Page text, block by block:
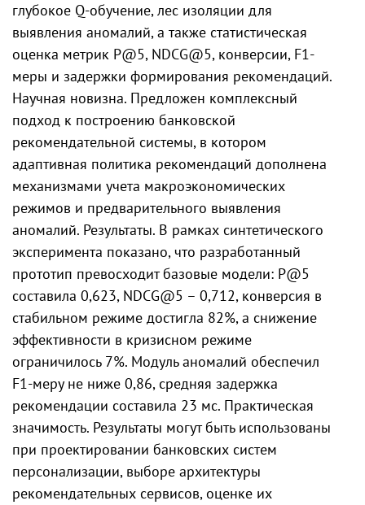
глубокое Q-обучение, лес изоляции для
выявления аномалий, а также статистическая
оценка метрик P@5, NDCG@5, конверсии, F1-
меры и задержки формирования рекомендаций.
Научная новизна. Предложен комплексный
подход к построению банковской
рекомендательной системы, в котором
адаптивная политика рекомендаций дополнена
механизмами учета макроэкономических
режимов и предварительного выявления
аномалий. Результаты. В рамках синтетического
эксперимента показано, что разработанный
прототип превосходит базовые модели: P@5
составила 0,623, NDCG@5 – 0,712, конверсия в
стабильном режиме достигла 82%, а снижение
эффективности в кризисном режиме
ограничилось 7%. Модуль аномалий обеспечил
F1-меру не ниже 0,86, средняя задержка
рекомендации составила 23 мс. Практическая
значимость. Результаты могут быть использованы
при проектировании банковских систем
персонализации, выборе архитектуры
рекомендательных сервисов, оценке их